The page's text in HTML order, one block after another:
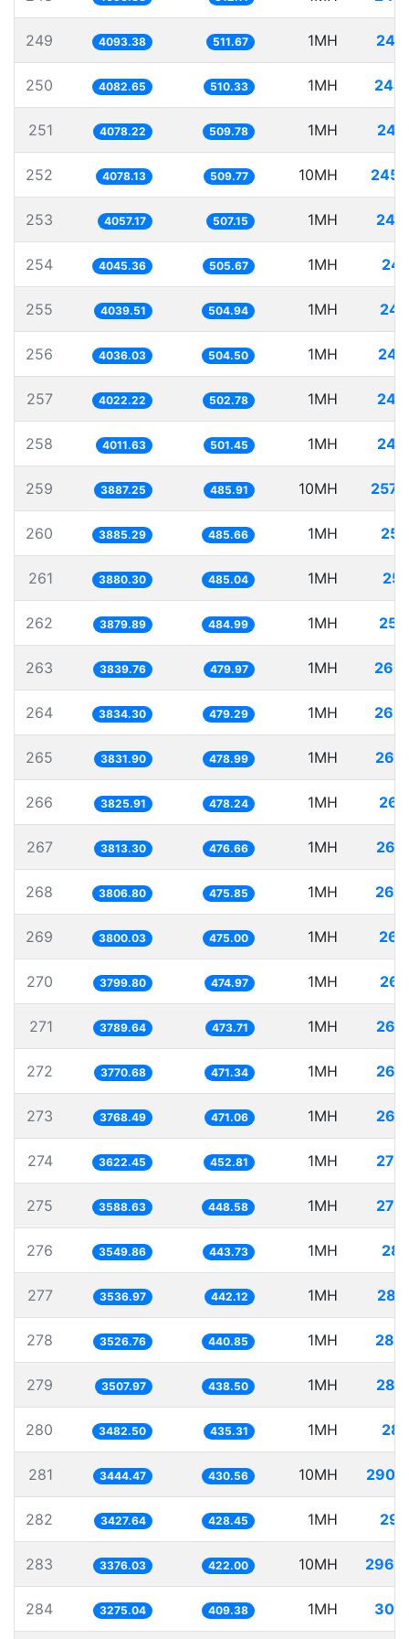
249 4093.38 511.67 1MH
250 4082.65 510.33 1MH
251 4078.22 509.78 1MH
252 4078.13 509.77 10MH
253 4057.17 507.15 1MH
254 4045.36 505.67 1MH
255 4039.51 504.94 1MH
256 4036.03 504.50 1MH
257 4022.22 502.78 1MH
258 4011.63 501.45 1MH
259 3887.25 485.91 10MH
260 3885.29 485.66 1MH
261 3880.30 485.04 1MH
262 3879.89 484.99 1MH
263 3839.76 479.97 1MH
264 3834.30 479.29 1MH
265 3831.90 478.99 1MH
266 3825.91 478.24 1MH
267 3813.30 476.66 1MH
268 3806.80 475.85 1MH
269 3800.03 475.00 1MH
270 3799.80 474.97 1MH
271 3789.64 473.71 1MH
272 3770.68 471.34 1MH
273 3768.49 471.06 1MH
274 3622.45 452.81 1MH
275 3588.63 448.58 1MH
276 3549.86 443.73 1MH
277 3536.97 442.12 1MH
278 3526.76 440.85 1MH
279 3507.97 438.50 1MH
280 3482.50 435.31 1MH
281 3444.47 430.56 10MH
282 3427.64 428.45 1MH
283 3376.03 422.00 10MH
284 3275.04 409.38 1MH